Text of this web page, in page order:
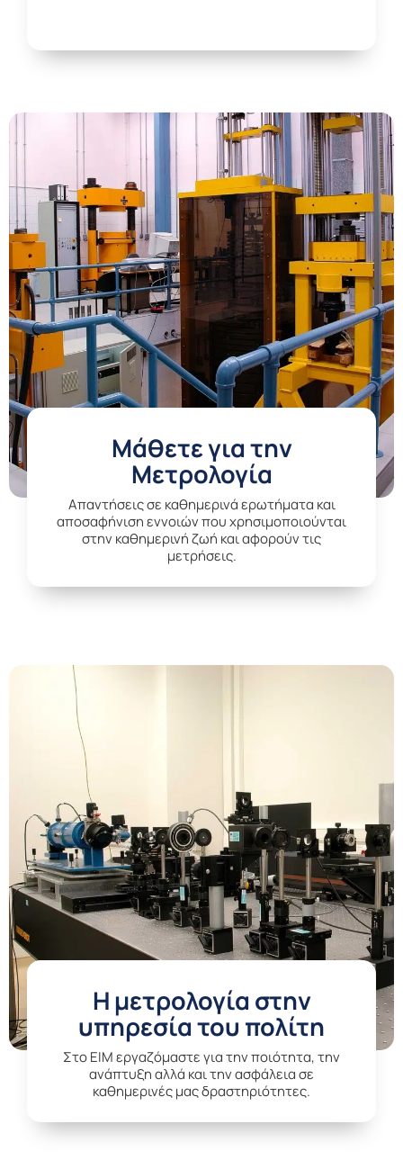
Μάθετε για την
Μετρολογία
Aπαντήσεις σε καθημερινά ερωτήματα και
αποσαφήνιση εννοιών που χρησιμοποιούνται
στην καθημερινή ζωή και αφορούν τις
μετρήσεις.
Η μετρολογία στην
υπηρεσία του πολίτη
Στο EIM εργαζόμαστε για την ποιότητα, την
ανάπτυξη αλλά και την ασφάλεια σε
καθημερινές μας δραστηριότητες.